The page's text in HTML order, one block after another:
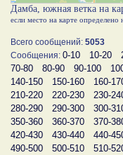
Дамба, южная ветка на
если место на карте определено
Всего сообщений: 5053
Сообщения: 0-10 10-20
70-80
80-90 90-100
140-150
150-160 160-
210-220
220-230 230-
280-290
290-300 300-
350-360
360-370 370-
420-430
430-440 440-
490-500
500-510 510-